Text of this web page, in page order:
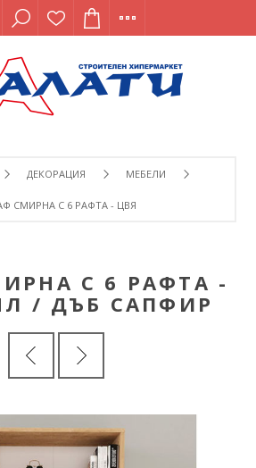
ДЕКОРАЦИЯ МЕБЕЛИ
СМИРНА С 6 РАФТА - ЦВЯТ БЯЛ / ДЪБ САПФИР
С 6 РАФТА -
/ ДЪБ САПФИР